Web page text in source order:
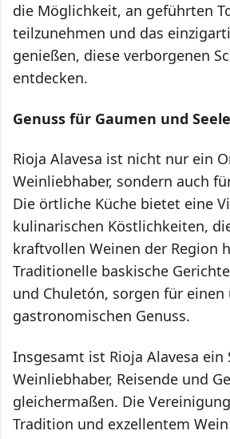
die Möglichkeit, an geführten
teilzunehmen und das
genießen, diese verborgenen
entdecken.
Genuss für Gaumen und
Rioja Alavesa ist nicht nur ein
Weinliebhaber, sondern auch
Die örtliche Küche bietet eine
kulinarischen Köstlichkeiten,
kraftvollen Weinen der Region
Traditionelle baskische
und Chuletón, sorgen für einen
gastronomischen Genuss.
Insgesamt ist Rioja Alavesa ein
Weinliebhaber, Reisende und
gleichermaßen. Die
Tradition und exzellentem